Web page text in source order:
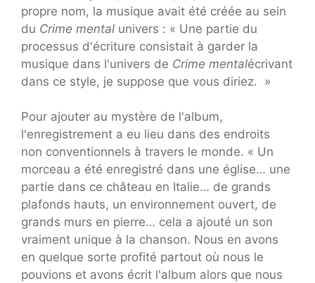
propre nom, la musique avait été créée au sein
du Crime mental univers : « Une partie du
processus d'écriture consistait à garder la
musique dans l'univers de Crime mentalécrivant
dans ce style, je suppose que vous diriez. »
Pour ajouter au mystère de l'album,
l'enregistrement a eu lieu dans des endroits
non conventionnels à travers le monde. « Un
morceau a été enregistré dans une église… une
partie dans ce château en Italie… de grands
plafonds hauts, un environnement ouvert, de
grands murs en pierre… cela a ajouté un son
vraiment unique à la chanson. Nous en avons
en quelque sorte profité partout où nous le
pouvions et avons écrit l'album alors que nous